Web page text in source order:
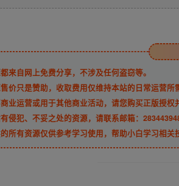
来自网上免费分享，不涉及任何盗窃等。
价只是赞助，收取费用仅维持本站的日常运营所
业运营或用于其他商业活动，请您购买正版授权
侵犯、不妥之处的资源，请联系邮箱：
所有资源仅供参考学习使用，帮助小白学习相